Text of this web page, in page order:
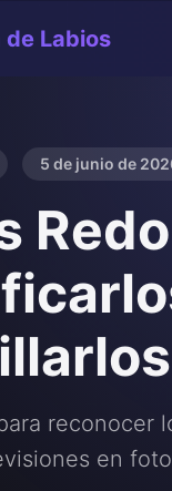
Labios
5 de junio de
reconocer
en